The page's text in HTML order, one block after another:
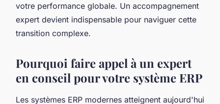
votre performance globale. Un accompagnement
expert devient indispensable pour naviguer cette
transition complexe.
Pourquoi faire appel à un expert
en conseil pour votre système ERP
Les systèmes ERP modernes atteignent aujourd'hui